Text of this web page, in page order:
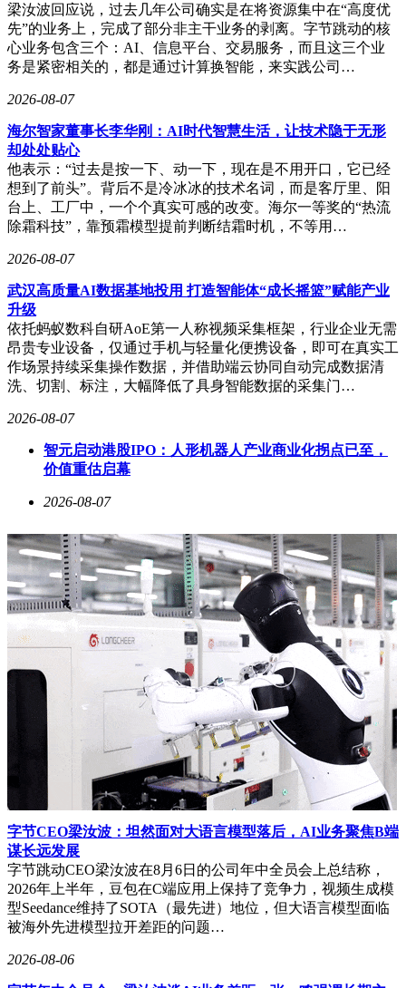
梁汝波回应说，过去几年公司确实是在将资源集中在“高度优
先”的业务上，完成了部分非主干业务的剥离。字节跳动的核
心业务包含三个：AI、信息平台、交易服务，而且这三个业
务是紧密相关的，都是通过计算换智能，来实践公司…
2026-08-07
海尔智家董事长李华刚：AI时代智慧生活，让技术隐于无形
却处处贴心
他表示：“过去是按一下、动一下，现在是不用开口，它已经
想到了前头”。背后不是冷冰冰的技术名词，而是客厅里、阳
台上、工厂中，一个个真实可感的改变。海尔一等奖的“热流
除霜科技”，靠预霜模型提前判断结霜时机，不等用…
2026-08-07
武汉高质量AI数据基地投用 打造智能体“成长摇篮”赋能产业
升级
依托蚂蚁数科自研AoE第一人称视频采集框架，行业企业无需
昂贵专业设备，仅通过手机与轻量化便携设备，即可在真实工
作场景持续采集操作数据，并借助端云协同自动完成数据清
洗、切割、标注，大幅降低了具身智能数据的采集门…
2026-08-07
智元启动港股IPO：人形机器人产业商业化拐点已至，
价值重估启幕
2026-08-07
字节CEO梁汝波：坦然面对大语言模型落后，AI业务聚焦B端
谋长远发展
字节跳动CEO梁汝波在8月6日的公司年中全员会上总结称，
2026年上半年，豆包在C端应用上保持了竞争力，视频生成模
型Seedance维持了SOTA（最先进）地位，但大语言模型面临
被海外先进模型拉开差距的问题…
2026-08-06